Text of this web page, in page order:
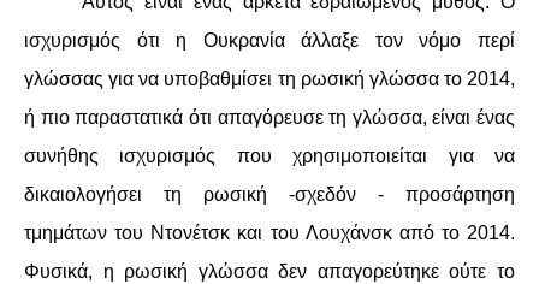
ΕΙΔΉΣΕΙΣ
ΑΝΑΚΟΙΝΏΣΕΙΣ
ΑΝΑΛΎΣΕΙΣ
ΚΙΝΉΜΑΤΑ
ΚΙΝΗΤΟΠΟΙΉΣΕΙΣ
ισχυρισμός ότι η Ουκρανία άλλαξε τον νόμο περί
γλώσσας για να υποβαθμίσει τη ρωσική γλώσσα το 2014,
ή πιο παραστατικά ότι απαγόρευσε τη γλώσσα, είναι ένας
συνήθης ισχυρισμός που χρησιμοποιείται για να
δικαιολογήσει τη ρωσική -σχεδόν - προσάρτηση
τμημάτων του Ντονέτσκ και του Λουχάνσκ από το 2014.
Φυσικά, η ρωσική γλώσσα δεν απαγορεύτηκε ούτε το